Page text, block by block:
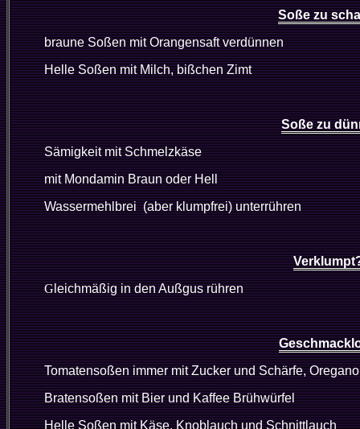
Soße zu
braune Soßen mit Orangensaft verdünnen
Helle Soßen mit Milch, bißchen Zimt
Soße zu
Sämigkeit mit Schmelzkäse
mit Mondamin Braun oder Hell
Wassermehlbrei (aber klumpfrei) unterrühren
Gleichmäßig in den Außgus rühren
Tomatensoßen immer mit Zucker und Schärfe, Oregano
Bratensoßen mit Bier und Kaffee Brühwürfel
Helle Soßen mit Käse, Knoblauch und Schnittlauch